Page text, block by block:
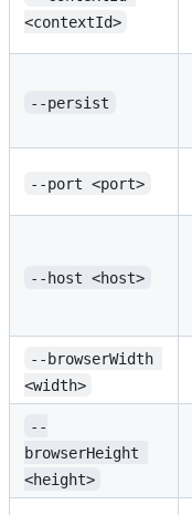
<contextId>
--persist
--port <port>
--host <host>
--browserWidth
<width>
--
browserHeight
<height>